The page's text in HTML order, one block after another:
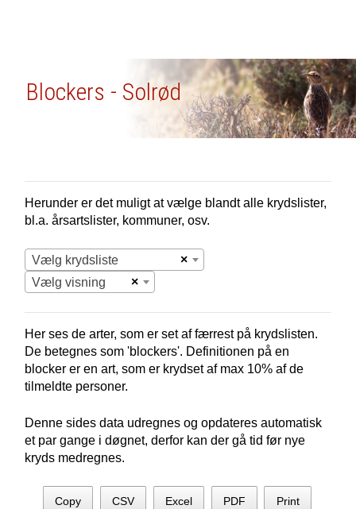
Blockers - Solrød
Herunder er det muligt at vælge blandt alle krydslister,
bl.a. årsartslister, kommuner, osv.
×
Vælg krydsliste
×
Vælg visning
Her ses de arter, som er set af færrest på krydslisten.
De betegnes som 'blockers'. Definitionen på en
blocker er en art, som er krydset af max 10% af de
tilmeldte personer.
Denne sides data udregnes og opdateres automatisk
et par gange i døgnet, derfor kan der gå tid før nye
kryds medregnes.
Copy CSV Excel PDF Print